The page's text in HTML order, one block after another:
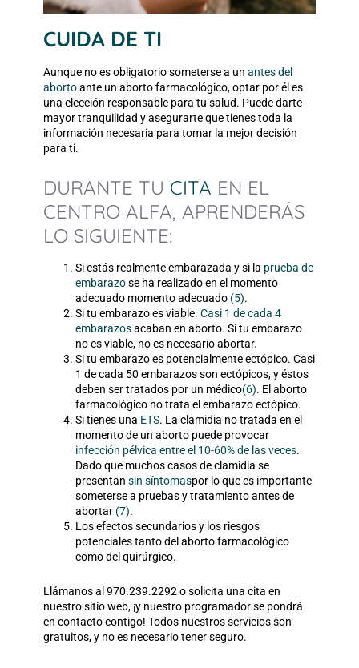
CUIDA DE TI
Aunque no es obligatorio someterse a un antes del
abortoante un aborto farmacológico, optar por él es
una elección responsable para tu salud. Puede darte
mayor tranquilidad y asegurarte que tienes toda la
información necesaria para tomar la mejor decisión
para ti.
DURANTE TU CITA EN EL
CENTRO ALFA, APRENDERÁS
LO SIGUIENTE:
Si estás realmente embarazada y si la prueba de
embarazose ha realizado en el momento
adecuado momento adecuado (5).
Si tu embarazo es viable. Casi 1 de cada 4
embarazosacaban en aborto. Si tu embarazo
no es viable, no es necesario abortar.
Si tu embarazo es potencialmente ectópico. Casi
1 de cada 50 embarazos son ectópicos, y éstos
deben ser tratados por un médico(6). El aborto
farmacológico no trata el embarazo ectópico.
Si tienes una ETS. La clamidia no tratada en el
momento de un aborto puede provocar
infección pélvica entre el 10-60% de las veces.
Dado que muchos casos de clamidia se
presentan sin síntomaspor lo que es importante
someterse a pruebas y tratamiento antes de
abortar (7).
Los efectos secundarios y los riesgos
potenciales tanto del aborto farmacológico
como del quirúrgico.
Llámanos al 970.239.2292 o solicita una cita en
nuestro sitio web, ¡y nuestro programador se pondrá
en contacto contigo! Todos nuestros servicios son
gratuitos, y no es necesario tener seguro.